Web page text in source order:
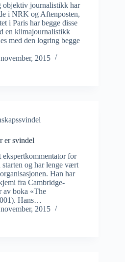
objektiv journalistikk har
i NRK og Aftenposten,
i Paris har begge disse
en klimajournalistikk
med den logring begge
2015
er svindel
for
og har lenge vært
Han har
fra Cambridge-
av boka «The
Hans…
2015